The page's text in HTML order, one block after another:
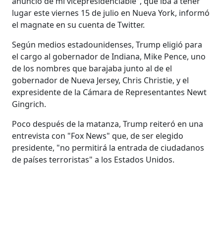
lugar este viernes 15 de julio en Nueva York, informó
el magnate en su cuenta de Twitter.
Según medios estadounidenses, Trump eligió para
el cargo al gobernador de Indiana, Mike Pence, uno
de los nombres que barajaba junto al de el
gobernador de Nueva Jersey, Chris Christie, y el
expresidente de la Cámara de Representantes Newt
Gingrich.
Poco después de la matanza, Trump reiteró en una
entrevista con "Fox News" que, de ser elegido
presidente, "no permitirá la entrada de ciudadanos
de países terroristas" a los Estados Unidos.